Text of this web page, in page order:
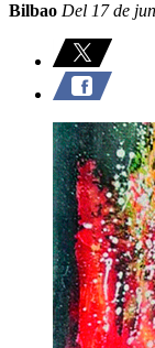
Bilbao Del 17 de